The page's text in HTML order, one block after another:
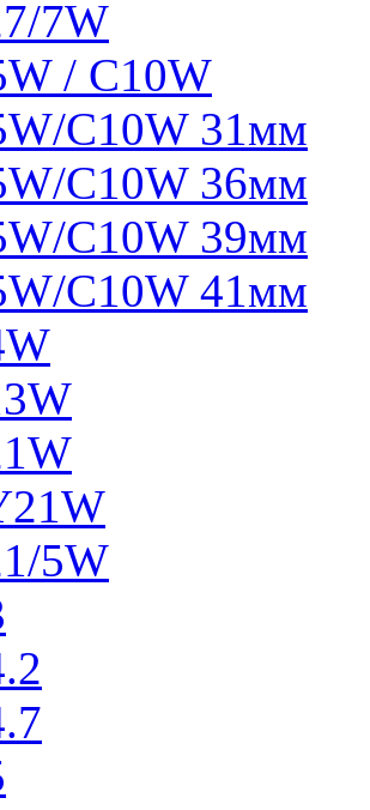
7W
/ C10W
C10W 31мм
C10W 36мм
C10W 39мм
C10W 41мм
5W